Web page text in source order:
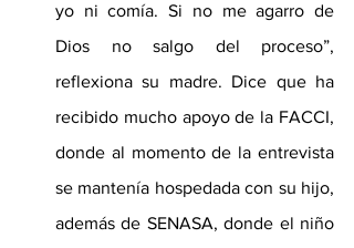
yo ni comía. Si no me agarro de
Dios no salgo del proceso”,
reflexiona su madre. Dice que ha
recibido mucho apoyo de la FACCI,
donde al momento de la entrevista
se mantenía hospedada con su hijo,
además de SENASA, donde el niño